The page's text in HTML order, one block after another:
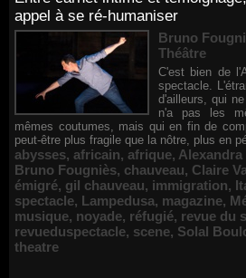
appel à se ré-humaniser
Bruno
Théâtre
C'est bien de
spectacle.
d'ailleurs, qui
n'a pas les
mêmes coutumes, mais qui en fin de
peut-être plus fragile que la nôtre, plus en
abysses, africain, afrique, Alexandra
Bruno Fougniès, chauveau, Claire
émigré, gil chauveau, immigration,
spectacle, Lampedusa, magazine,
musique, noyade, réfugié, revue du
revueduspectacle, scene, Solal
theatre